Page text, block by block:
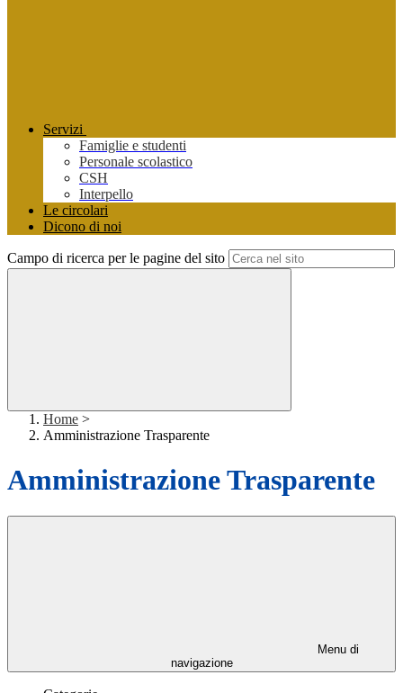
Servizi
Famiglie e studenti
Personale scolastico
CSH
Interpello
Le circolari
Dicono di noi
Campo di ricerca per le pagine del sito
Home >
Amministrazione Trasparente
Amministrazione Trasparente
Menu di
navigazione